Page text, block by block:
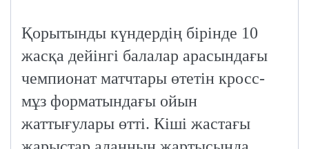
Қорытынды күндердің бірінде 10
жасқа дейінгі балалар арасындағы
чемпионат матчтары өтетін кросс-
мұз форматындағы ойын
жаттығулары өтті. Кіші жастағы